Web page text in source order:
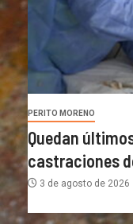
PERITO MORENO
Quedan
castraciones
3 de agosto de 2026